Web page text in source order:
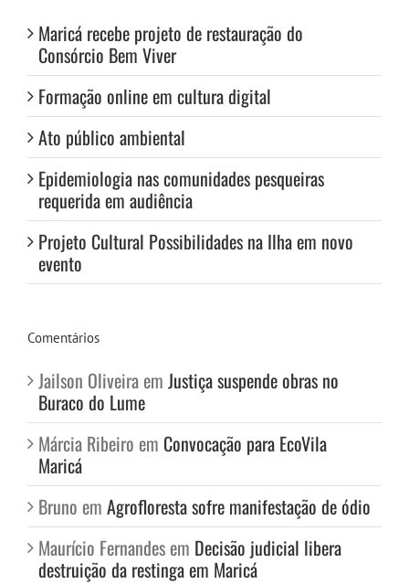
Maricá recebe projeto de restauração do
Consórcio Bem Viver
Formação online em cultura digital
Ato público ambiental
Epidemiologia nas comunidades pesqueiras
requerida em audiência
Projeto Cultural Possibilidades na Ilha em novo
evento
Comentários
Jailson Oliveira em Justiça suspende obras no
Buraco do Lume
Márcia Ribeiro em Convocação para EcoVila
Maricá
Bruno em Agrofloresta sofre manifestação de ódio
Maurício Fernandes em Decisão judicial libera
destruição da restinga em Maricá